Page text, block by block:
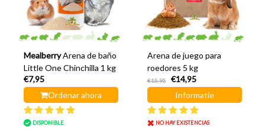
Mealberry Arena de baño
Little One Chinchilla 1 kg
€7,95
Ordenar ahora
DISPONIBLE
Arena de juego para
roedores 5 kg
€15,95
€14,95
Informatie
NO HAY EXISTENCIAS